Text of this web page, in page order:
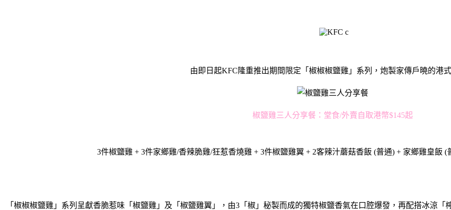
由即日起KFC隆重推出期間限定「椒椒椒鹽雞」系列，炮製家傳戶曉的港
椒鹽雞三人分享餐：堂食/外賣自取港幣$145起
3件椒鹽雞 + 3件家鄉雞/香辣脆雞/狂惹香燒雞 + 3件椒鹽雞翼 + 2客辣汁蘑菇香飯 (普通) + 家鄉雞皇飯 (
「椒椒椒鹽雞」系列呈獻香脆惹味「椒鹽雞」及「椒鹽雞翼」，由3「椒」秘製而成的獨特椒鹽香氣在口腔爆發，再配搭冰涼